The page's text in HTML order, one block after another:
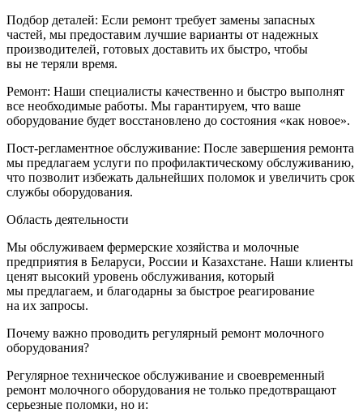
Подбор деталей: Если ремонт требует замены запасных
частей, мы предоставим лучшие варианты от надежных
производителей, готовых доставить их быстро, чтобы
вы не теряли время.
Ремонт: Наши специалисты качественно и быстро выполнят
все необходимые работы. Мы гарантируем, что ваше
оборудование будет восстановлено до состояния «как новое».
Пост-регламентное обслуживание: После завершения ремонта
мы предлагаем услуги по профилактическому обслуживанию,
что позволит избежать дальнейших поломок и увеличить срок
службы оборудования.
Область деятельности
Мы обслуживаем фермерские хозяйства и молочные
предприятия в Беларуси, России и Казахстане. Наши клиенты
ценят высокий уровень обслуживания, который
мы предлагаем, и благодарны за быстрое реагирование
на их запросы.
Почему важно проводить регулярный ремонт молочного
оборудования?
Регулярное техническое обслуживание и своевременный
ремонт молочного оборудования не только предотвращают
серьезные поломки, но и: